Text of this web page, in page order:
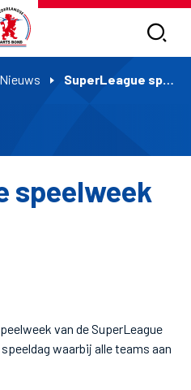
Nieuws SuperLeague speelweek 13
speelweek
van de SuperLeague
waarbij alle teams aan